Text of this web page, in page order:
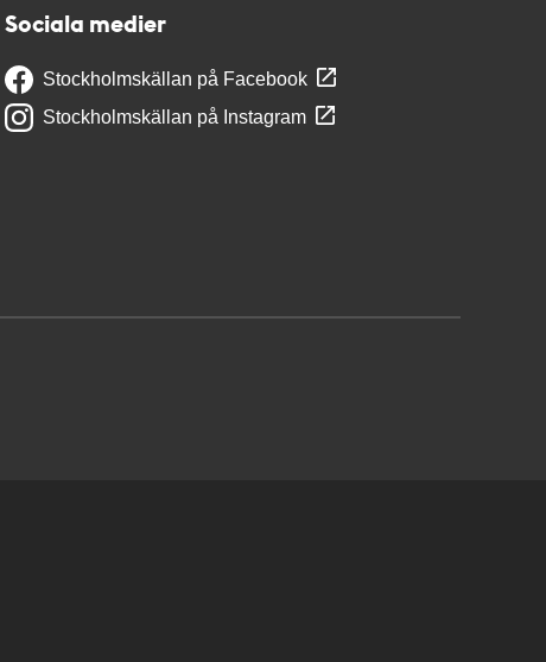
Sociala medier
Stockholmskällan på Facebook
Stockholmskällan på Instagram